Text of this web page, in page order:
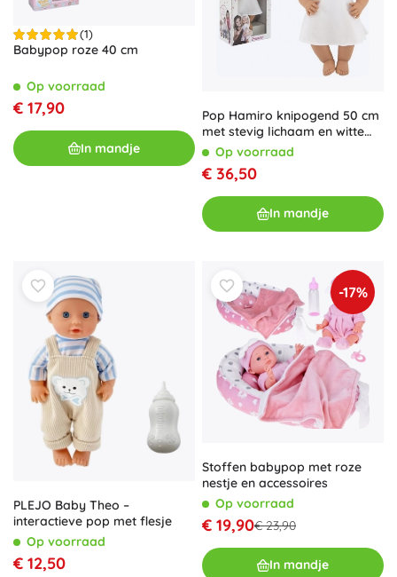
(1)
Babypop roze 40 cm
Op voorraad
€ 17,90
In mandje
Pop Hamiro knipogend 50 cm
met stevig lichaam en witte
jurk met rode stippen
Op voorraad
€ 36,50
In mandje
PLEJO Baby Theo –
interactieve pop met flesje
Op voorraad
€ 12,50
-17%
Stoffen babypop met roze
nestje en accessoires
Op voorraad
€ 19,90€ 23,90
In mandje